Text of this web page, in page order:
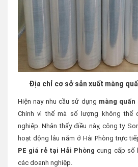
Địa chỉ cơ sở sản xuất màng
Hiện nay nhu cầu sử dụng màng quấn
Chính vì thế mà số lượng không thể
nghiệp. Nhận thấy điều này, công ty
hoạt động lâu năm ở Hải Phòng trực
PE giá rẻ tại Hải Phòng cung cấp số
các doanh nghiệp.